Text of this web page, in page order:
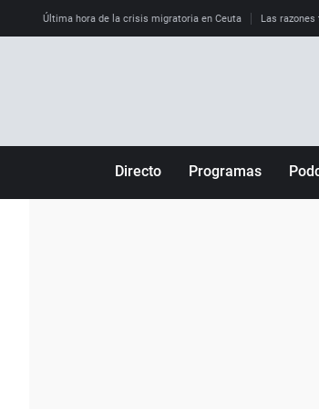
Última hora de la crisis migratoria en Ceuta Las
Directo Programas